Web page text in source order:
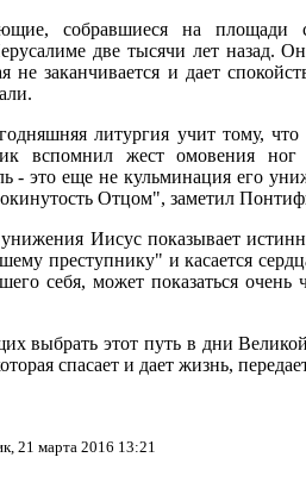
собравшиеся на площади
две тысячи лет назад.
не заканчивается и дает
литургия учит тому,
вспомнил жест омовения
- это еще не кульминация его
Отцом", заметил
Иисус показывает
преступнику" и касается
себя, может показаться
выбрать этот путь в дни
спасает и дает жизнь,
21 марта 2016 13:21